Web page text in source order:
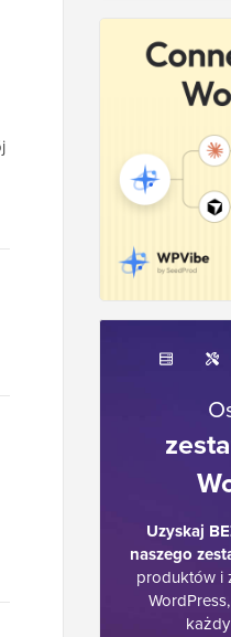
Uzyskaj
naszego
produktów i